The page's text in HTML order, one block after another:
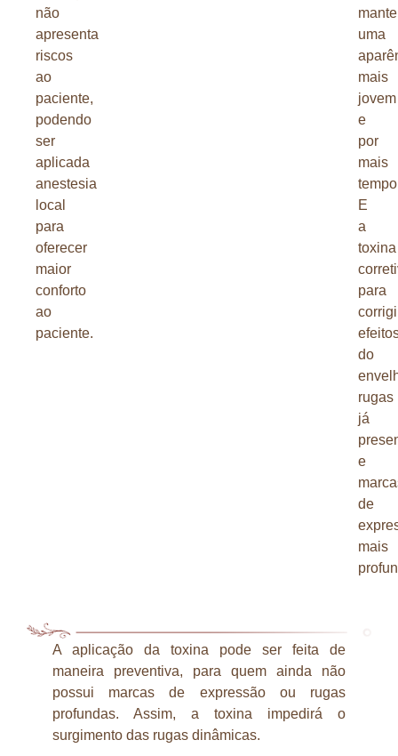
não
apresenta
riscos
ao
paciente,
podendo
ser
aplicada
anestesia
local
para
oferecer
maior
conforto
ao
paciente.
uma
mais
jovem
e
por
mais
E
a
toxina
para
do
rugas
já
e
de
mais
A aplicação da toxina pode ser feita de
maneira preventiva, para quem ainda não
possui marcas de expressão ou rugas
profundas. Assim, a toxina impedirá o
surgimento das rugas dinâmicas.